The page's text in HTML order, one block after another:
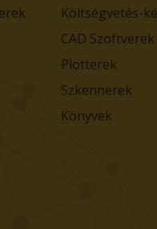
Költségvetés-
CAD Szoftverek
Plotterek
Szkennerek
Könyvek